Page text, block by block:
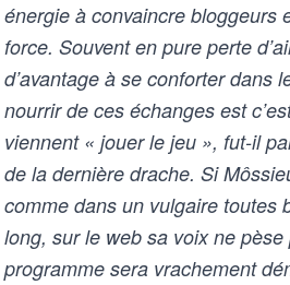
énergie à convaincre bloggeurs
force. Souvent en pure perte
d’avantage à se conforter dans
nourrir de ces échanges est
viennent « jouer le jeu », fut-il
de la dernière drache. Si
comme dans un vulgaire toutes
long, sur le web sa voix ne
programme sera vrachement